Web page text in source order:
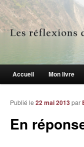
Les
Le blogue des aînés de 65
Menu principal
Aller au contenu
Aller au contenu
Accueil Mon livre
En
Publié le 22 mai 2013par